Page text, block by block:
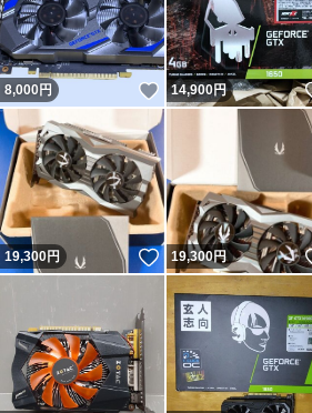
8,000円 いいね！
14,900円
19,300円 いいね！
19,300円